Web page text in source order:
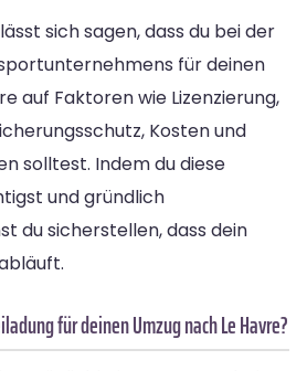
sich sagen, dass du bei der
für deinen
auf Faktoren wie Lizenzierung,
Kosten und
solltest. Indem du diese
und gründlich
du sicherstellen, dass dein
für deinen Umzug nach Le Havre?